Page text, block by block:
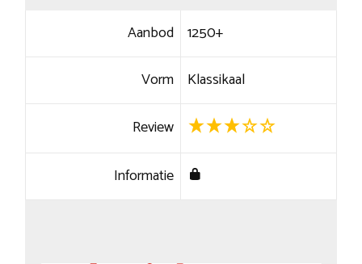
Aanbod 1250+
Vorm Klassikaal
Review
Informatie